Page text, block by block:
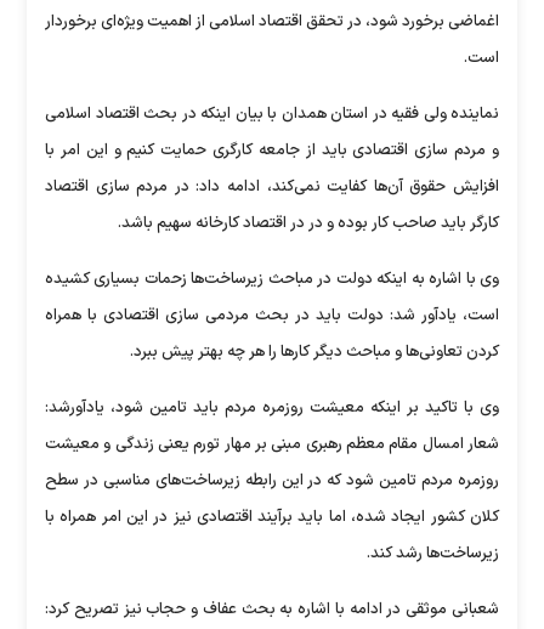
اغماضی برخورد شود، در تحقق اقتصاد اسلامی از اهمیت ویژه‌ای برخوردار
است.
نماینده ولی فقیه در استان همدان با بیان اینکه در بحث اقتصاد اسلامی
و مردم سازی اقتصادی باید از جامعه کارگری حمایت کنیم و این امر با
افزایش حقوق آن‌ها کفایت نمی‌کند، ادامه داد: در مردم سازی اقتصاد
کارگر باید صاحب کار بوده و در در اقتصاد کارخانه سهیم باشد.
وی با اشاره به اینکه دولت در مباحث زیرساخت‌ها زحمات بسیاری کشیده
است، یادآور شد: دولت باید در بحث مردمی سازی اقتصادی با همراه
کردن تعاونی‌ها و مباحث دیگر کار‌ها را هر چه بهتر پیش ببرد.
وی با تاکید بر اینکه معیشت روزمره مردم باید تامین شود، یادآورشد:
شعار امسال مقام معظم رهبری مبنی بر مهار تورم یعنی زندگی و معیشت
روزمره مردم تامین شود که در این رابطه زیرساخت‌های مناسبی در سطح
کلان کشور ایجاد شده، اما باید برآیند اقتصادی نیز در این امر همراه با
زیرساخت‌ها رشد کند.
شعبانی موثقی در ادامه با اشاره به بحث عفاف و حجاب نیز تصریح کرد: